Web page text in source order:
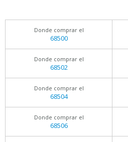
Donde comprar el
68500
Donde comprar el
68502
Donde comprar el
68504
Donde comprar el
68506